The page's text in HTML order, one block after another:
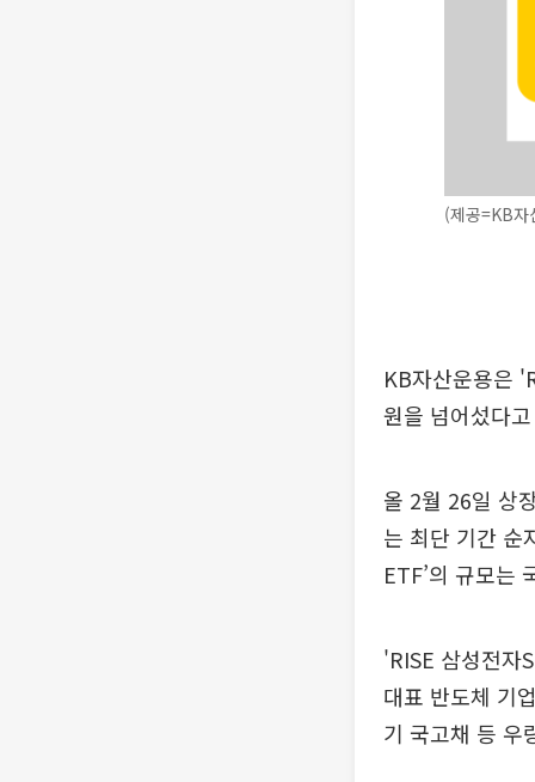
(제공=KB자
KB자산운용은
원을 넘어섰다
올 2월 26일 상
는 최단 기간 순
ETF’의 규모는
'RISE 삼성전자
대표 반도체 기
기 국고채 등 우